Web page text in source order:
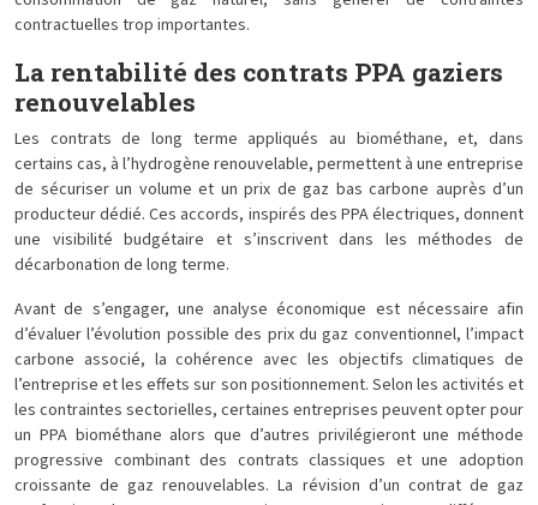
contractuelles trop importantes.
La rentabilité des contrats PPA gaziers
renouvelables
Les contrats de long terme appliqués au biométhane, et, dans
certains cas, à l’hydrogène renouvelable, permettent à une entreprise
de sécuriser un volume et un prix de gaz bas carbone auprès d’un
producteur dédié. Ces accords, inspirés des PPA électriques, donnent
une visibilité budgétaire et s’inscrivent dans les méthodes de
décarbonation de long terme.
Avant de s’engager, une analyse économique est nécessaire afin
d’évaluer l’évolution possible des prix du gaz conventionnel, l’impact
carbone associé, la cohérence avec les objectifs climatiques de
l’entreprise et les effets sur son positionnement. Selon les activités et
les contraintes sectorielles, certaines entreprises peuvent opter pour
un PPA biométhane alors que d’autres privilégieront une méthode
progressive combinant des contrats classiques et une adoption
croissante de gaz renouvelables. La révision d’un contrat de gaz